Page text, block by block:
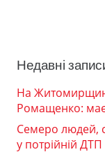
Недавні
На
Ромащенко:
Семеро людей,
у потрійній